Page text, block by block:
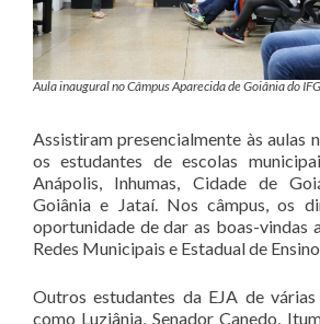
Aula inaugural no Câmpus Aparecida de Goiânia do IFG
Assistiram presencialmente às aulas
os estudantes de escolas
Anápolis, Inhumas, Cidade de
Goiânia e Jataí. Nos câmpus, os
oportunidade de dar as boas-vindas
Redes Municipais e Estadual de
Outros estudantes da EJA de
como Luziânia, Senador Canedo,